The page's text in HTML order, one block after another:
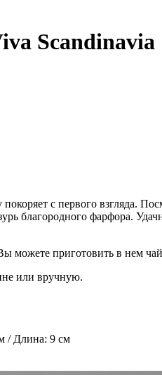
с первого взгляда.
благородного фарфора.
можете приготовить в нем
или вручную.
/ Длина: 9 см